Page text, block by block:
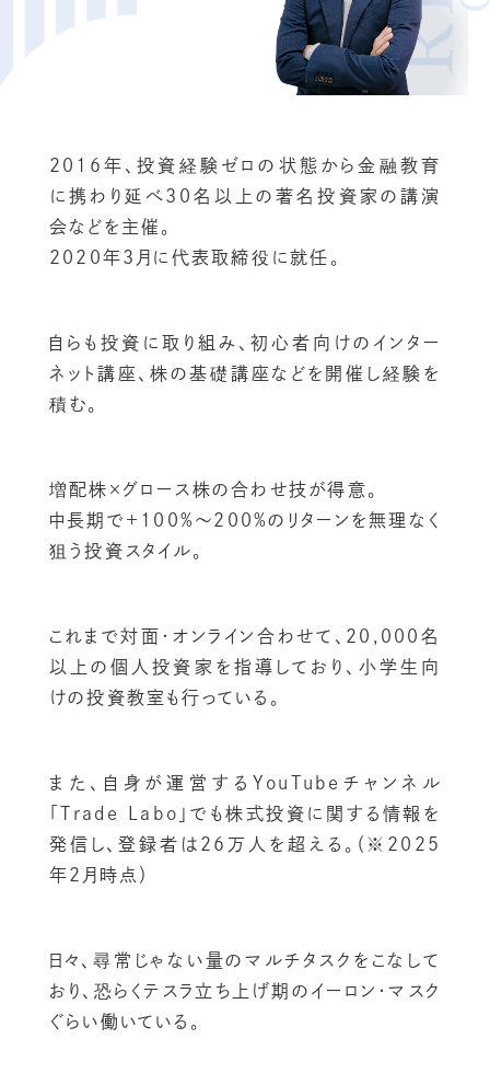
2016年、投資経験ゼロの状態から金融教育
に携わり延べ30名以上の著名投資家の講演
会などを主催。
2020年3月に代表取締役に就任。
自らも投資に取り組み、初心者向けのインター
ネット講座、株の基礎講座などを開催し経験を
積む。
増配株×グロース株の合わせ技が得意。
中長期で+100%〜200%のリターンを無理なく
狙う投資スタイル。
これまで対面・オンライン合わせて、20,000名
以上の個人投資家を指導しており、小学生向
けの投資教室も行っている。
また、自身が運営するYouTubeチャンネル
「Trade Labo」でも株式投資に関する情報を
発信し、登録者は26万人を超える。（※2025
年2月時点）
日々、尋常じゃない量のマルチタスクをこなして
おり、恐らくテスラ立ち上げ期のイーロン・マスク
ぐらい働いている。